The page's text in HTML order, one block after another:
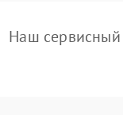
Наш